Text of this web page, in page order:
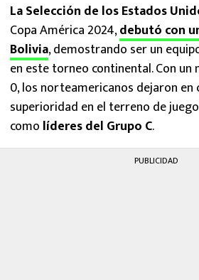
La Selección de los Estados
Copa América 2024,debutó con
Bolivia, demostrando ser un
en este torneo continental. Con un
0, los norteamericanos dejaron en
superioridad en el terreno de
como líderes del Grupo C.
PUBLICIDAD